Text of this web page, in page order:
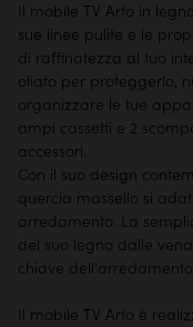
Il mobile TV Arto in
sue linee pulite e le
di raffinatezza al tuo
oliato per proteggerlo,
organizzare le tue
ampi cassetti e 2
accessori.
Con il suo design
quercia massello si
arredamento. La
del suo legno dalle
chiave
Il mobile TV Arto è